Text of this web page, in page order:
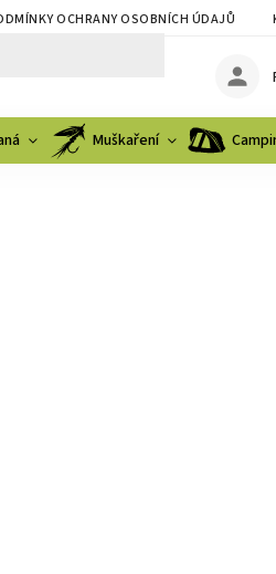
OCHRANY OSOBNÍCH ÚDAJŮ
Muškaření